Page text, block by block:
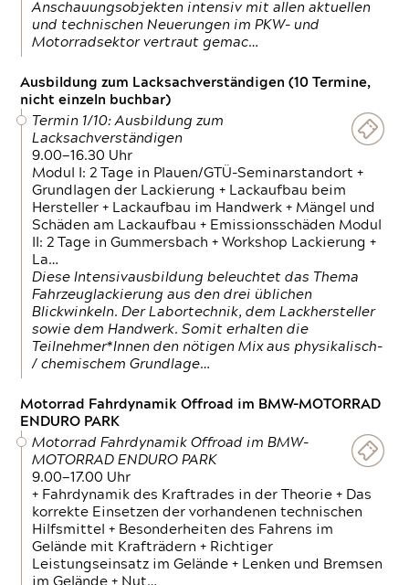
Anschauungsobjekten intensiv mit allen aktuellen
und technischen Neuerungen im PKW- und
Motorradsektor vertraut gemac…
Ausbildung zum Lacksachverständigen (10 Termine,
nicht einzeln buchbar)
Termin 1/10: Ausbildung zum
Lacksachverständigen
9.00—16.30 Uhr
Modul I: 2 Tage in Plauen/GTÜ-Seminarstandort +
Grundlagen der Lackierung + Lackaufbau beim
Hersteller + Lackaufbau im Handwerk + Mängel und
Schäden am Lackaufbau + Emissionsschäden Modul
II: 2 Tage in Gummersbach + Workshop Lackierung +
La…
Diese Intensivausbildung beleuchtet das Thema
Fahrzeuglackierung aus den drei üblichen
Blickwinkeln. Der Labortechnik, dem Lackhersteller
sowie dem Handwerk. Somit erhalten die
Teilnehmer*Innen den nötigen Mix aus physikalisch-
/ chemischem Grundlage…
Motorrad Fahrdynamik Offroad im BMW-MOTORRAD
ENDURO PARK
Motorrad Fahrdynamik Offroad im BMW-
MOTORRAD ENDURO PARK
9.00—17.00 Uhr
+ Fahrdynamik des Kraftrades in der Theorie + Das
korrekte Einsetzen der vorhandenen technischen
Hilfsmittel + Besonderheiten des Fahrens im
Gelände mit Krafträdern + Richtiger
Leistungseinsatz im Gelände + Lenken und Bremsen
im Gelände + Nut…